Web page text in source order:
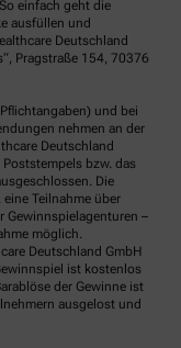
einfach geht die
ausfüllen und
Deutschland
Pragstraße 154, 70376
und bei
nehmen an der
Deutschland
bzw. das
Die
Teilnahme über
Gewinnspielagenturen –
möglich.
Deutschland GmbH
ist kostenlos
der Gewinne ist
ausgelost und